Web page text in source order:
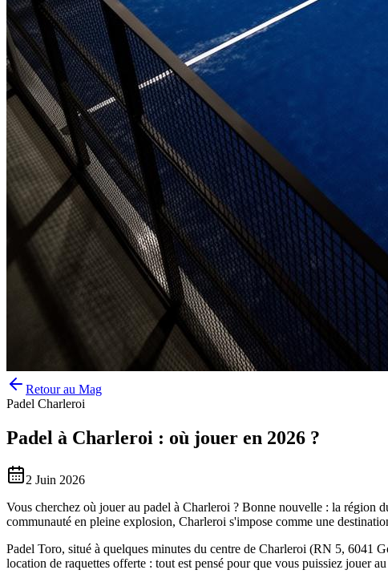
Retour au Mag
Padel Charleroi
Padel à Charleroi : où jouer en 2026 ?
2 Juin 2026
Vous cherchez où jouer au padel à Charleroi ? Bonne nouvelle : la région
communauté en pleine explosion, Charleroi s'impose comme une
Padel Toro, situé à quelques minutes du centre de Charleroi (RN 5, 6041
location de raquettes offerte : tout est pensé pour que vous puissiez jouer